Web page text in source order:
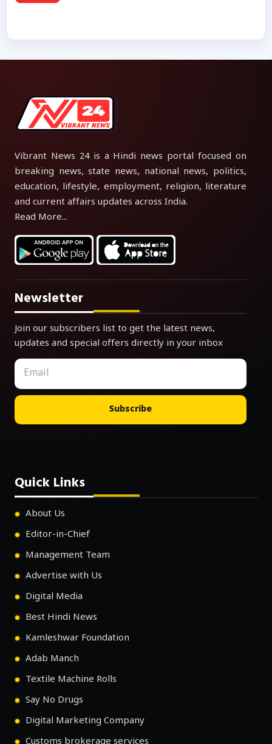
Vibrant News 24 is a Hindi news portal focused on
breaking news, state news, national news, politics,
education, lifestyle, employment, religion, literature
and current affairs updates across India.
Read More...
Newsletter
Join our subscribers list to get the latest news,
updates and special offers directly in your inbox
Subscribe
Quick Links
About Us
Editor-in-Chief
Management Team
Advertise with Us
Digital Media
Best Hindi News
Kamleshwar Foundation
Adab Manch
Textile Machine Rolls
Say No Drugs
Digital Marketing Company
Customs brokerage services